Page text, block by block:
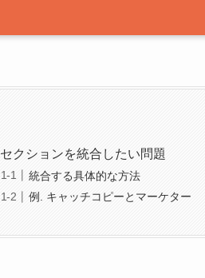
セクションを統合したい問題
統合する具体的な方法
例. キャッチコピーとマーケター